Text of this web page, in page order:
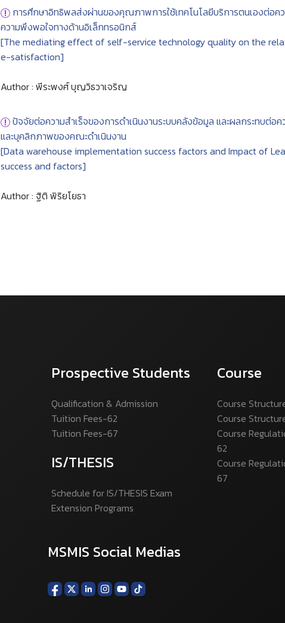
การศึกษาอิทธิพลส่งผ่านของคุณภาพการใช้เทคโนโลยีบริการตนเองต่อค
ความพึงพอใจทางด้านอิเล็กทรอนิกส์
[The mediating effect of self-service technology quality on the
e-satisfaction]
Author : พีระพงศ์ บุญวิธวาเจริญ
ปัจจัยต่อความสำเร็จของการดำเนินงานระบบคลังข้อมูล และผลกระทบต่อ
และบุคลิกภาพของคณะดำเนินงาน
[Data warehouse implementation success factors and Impact of
success and factors]
Author : ฐิติ พิริยโยธา
Prospective Students
Qualification & Admission
Tuition Fees-62
Tuition Fees-67
Course
Course
Course
Course
62
Course
67
IS/THESIS
Schedule for IS/THESIS Exam
Extension Programs
MSMIS Social Medias